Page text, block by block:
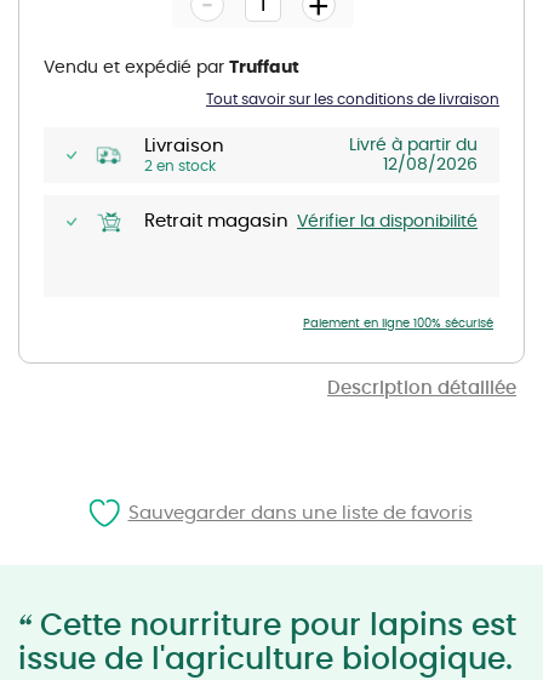
Description détaillée
gallery
Livraison
2 en stock
Livré à partir du
12/08/2026
Retrait magasin Vérifier la disponibilité
Tout savoir sur les conditions de livraison
Vendu et expédié par Truffaut
Paiement en ligne 100% sécurisé
“ Cette nourriture pour lapins est
issue de l'agriculture biologique.
Sauvegarder dans une liste de favoris